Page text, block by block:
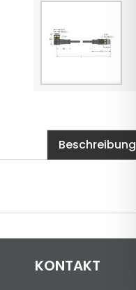
Beschreibung
KONTAKT